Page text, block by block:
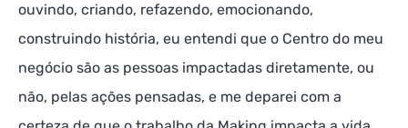
ouvindo, criando, refazendo, emocionando,
construindo história, eu entendi que o Centro do meu
negócio são as pessoas impactadas diretamente, ou
não, pelas ações pensadas, e me deparei com a